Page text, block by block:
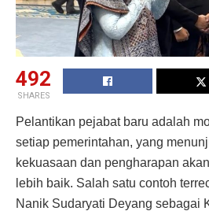
492
SHARES
Pelantikan pejabat baru adalah
setiap pemerintahan, yang
kekuasaan dan pengharapan
lebih baik. Salah satu contoh
Nanik Sudaryati Deyang sebagai